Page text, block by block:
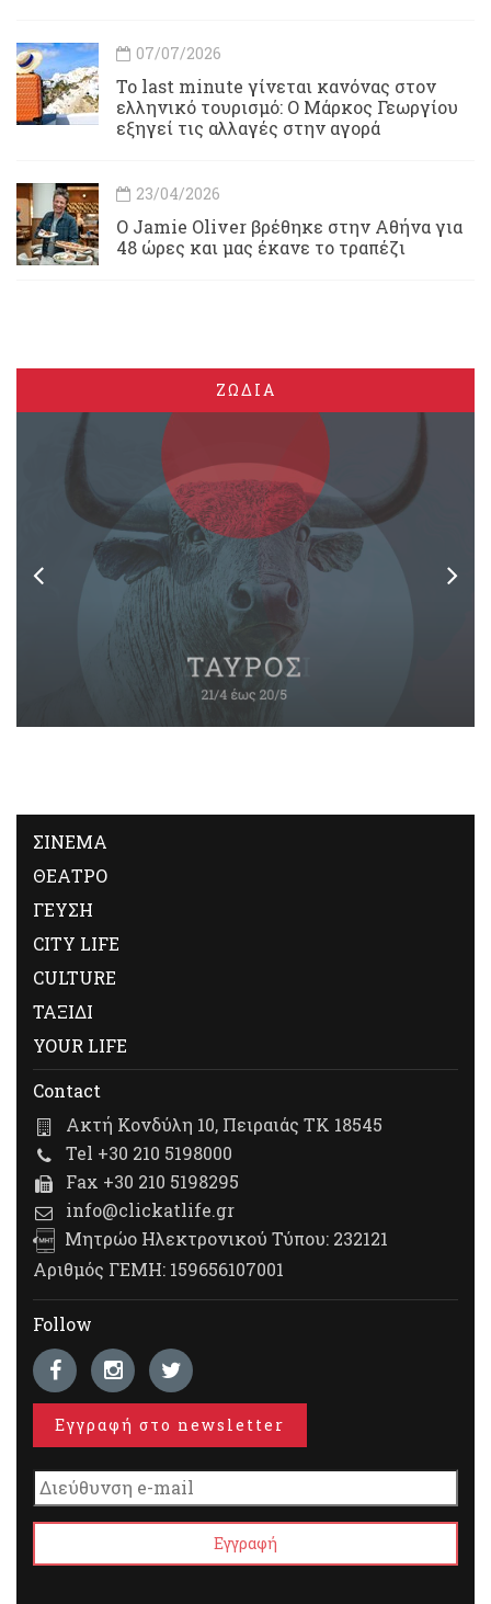
07/07/2026
Το last minute γίνεται κανόνας στον
ελληνικό τουρισμό: Ο Μάρκος Γεωργίου
εξηγεί τις αλλαγές στην αγορά
23/04/2026
Ο Jamie Oliver βρέθηκε στην Αθήνα για
48 ώρες και μας έκανε το τραπέζι
ΖΩΔΙΑ
ΣΙΝΕΜΑ
ΘΕΑΤΡΟ
ΓΕΥΣΗ
CITY LIFE
CULTURE
ΤΑΞΙΔΙ
YOUR LIFE
Contact
Ακτή Κονδύλη 10, Πειραιάς ΤΚ 18545
Tel +30 210 5198000
Fax +30 210 5198295
info@clickatlife.gr
Μητρώο Ηλεκτρονικού Τύπου: 232121
Αριθμός ΓΕΜΗ: 159656107001
Follow
Εγγραφή στο newsletter